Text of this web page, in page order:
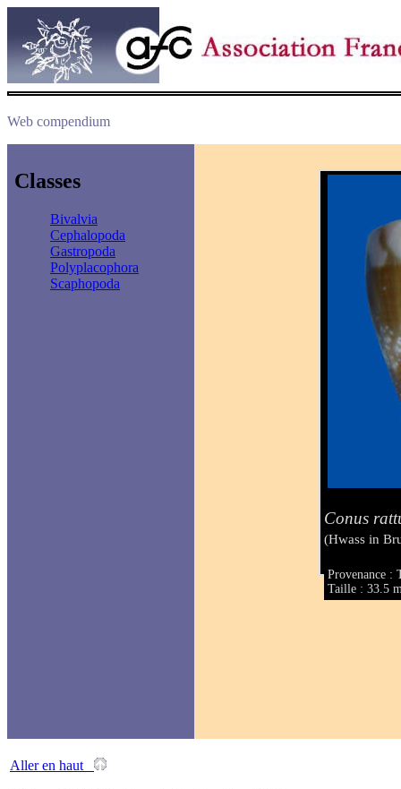
Web compendium
Classes
Bivalvia
Cephalopoda
Gastropoda
Polyplacophora
Scaphopoda
Conus
(Hwass in
Provenance :
Taille : 33.5
Aller en haut